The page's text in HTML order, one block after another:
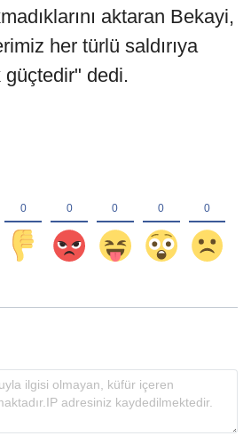
aktaran Bekayi,
her türlü saldırıya
güçtedir" dedi.